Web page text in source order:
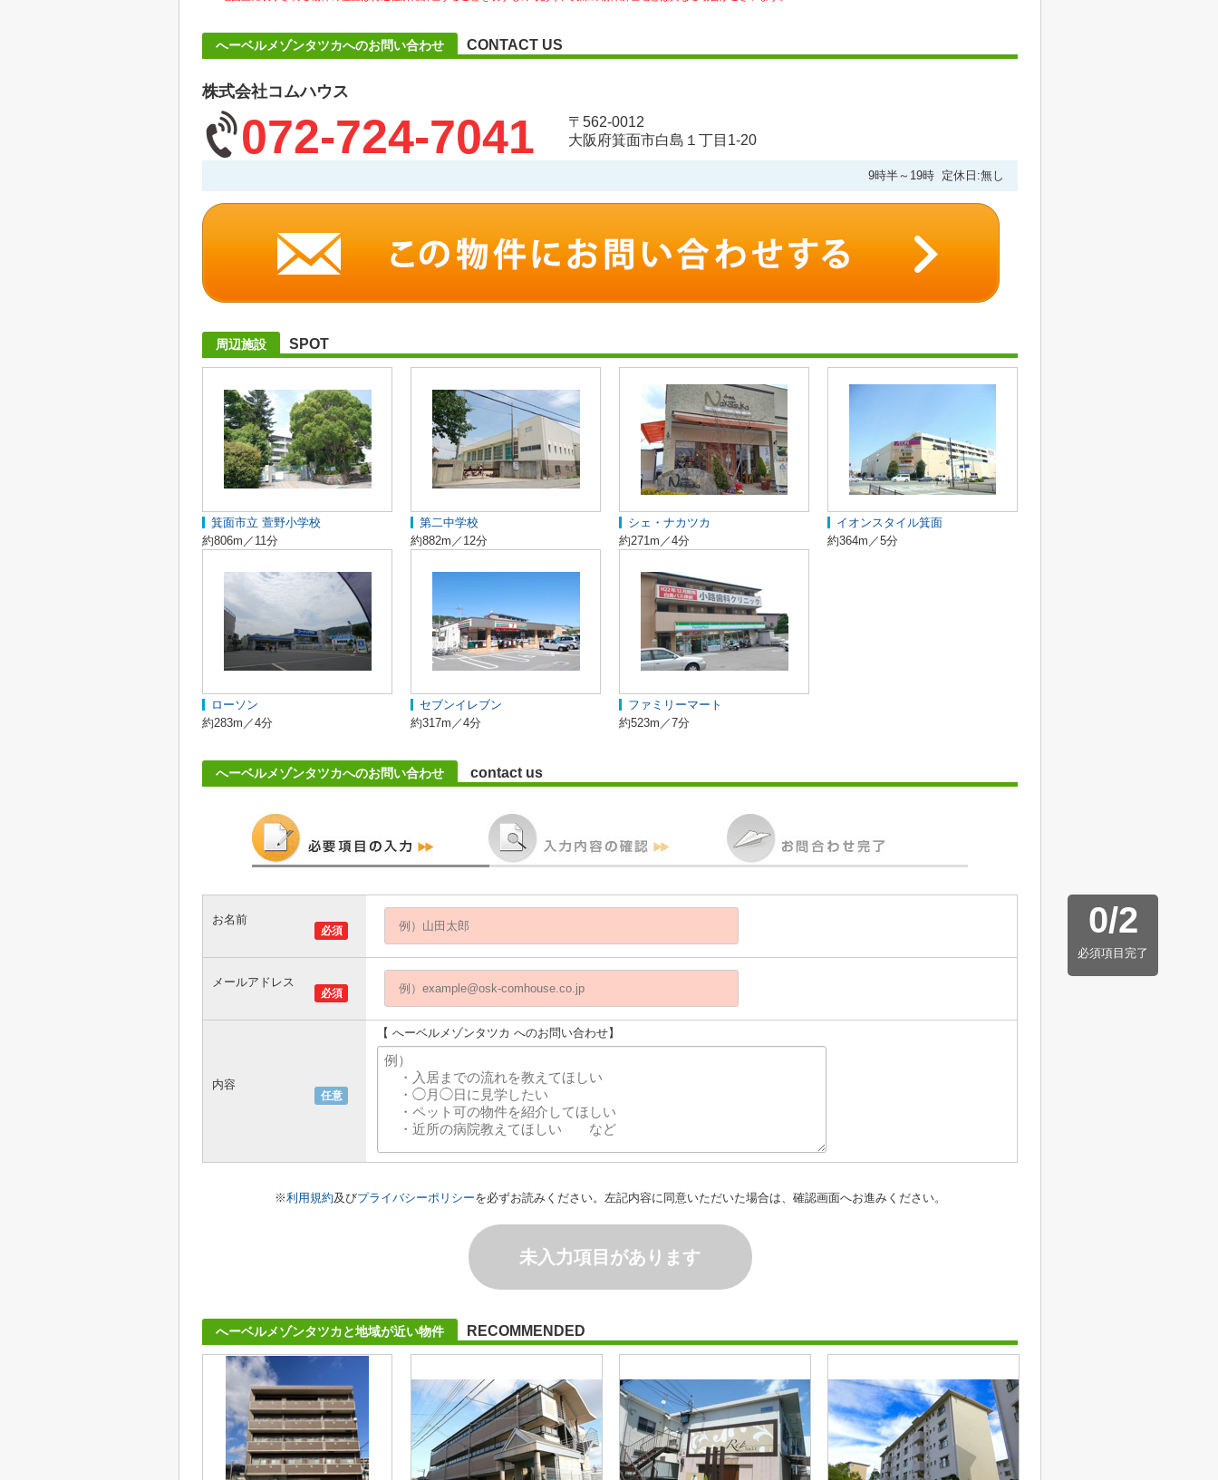
へーベルメゾンタツカへのお問い合わせ CONTACT US
株式会社コムハウス
072-724-7041
〒562-0012
大阪府箕面市白島１丁目1-20
9時半～19時 定休日:無し
周辺施設 SPOT
箕面市立 萱野小学校
約806m／11分
第二中学校
約882m／12分
シェ・ナカツカ
約271m／4分
イオンスタイル箕面
約364m／5分
ローソン
約283m／4分
セブンイレブン
約317m／4分
ファミリーマート
約523m／7分
へーベルメゾンタツカへのお問い合わせ contact us
0/2
必須項目完了
必須
お名前
必須
メールアドレス
任意
内容
【 へーベルメゾンタツカ へのお問い合わせ】
※利用規約及びプライバシーポリシーを必ずお読みください。左記内容に同意いただいた場合は、確認画面へお進みください。
未入力項目があります
へーベルメゾンタツカと地域が近い物件 RECOMMENDED